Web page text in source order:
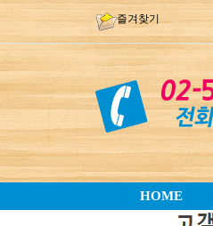
즐겨찾기
HOME